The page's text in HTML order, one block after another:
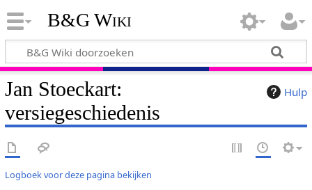
B&G Wiki
Hulp
Jan Stoeckart:
versiegeschiedenis
Logboek voor deze pagina bekijken